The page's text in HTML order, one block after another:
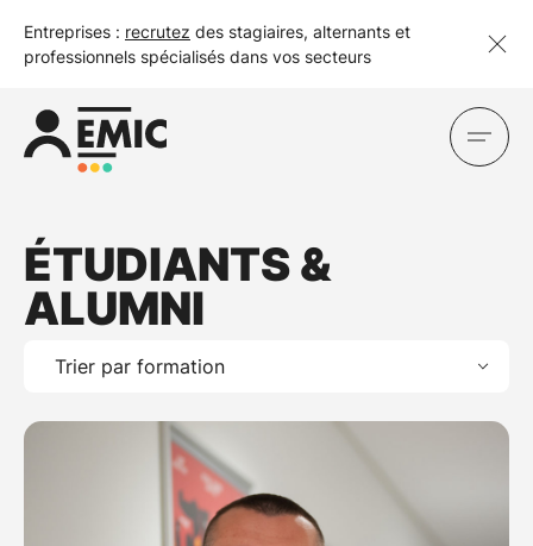
Entreprises : recrutez des stagiaires, alternants et
professionnels spécialisés dans vos secteurs
ÉTUDIANTS &
ALUMNI
Trier par formation